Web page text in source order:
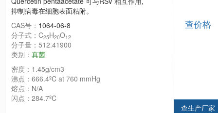
抑制病毒在细胞表面粘附。
CAS号： 1064-06-8
分子式：C25H20O12
分子量：512.41900
类别： 真菌
密度：1.45g/cm3
沸点：666.4ºC at 760 mmHg
熔点：N/A
闪点：284.7ºC
查价格
查生产厂家